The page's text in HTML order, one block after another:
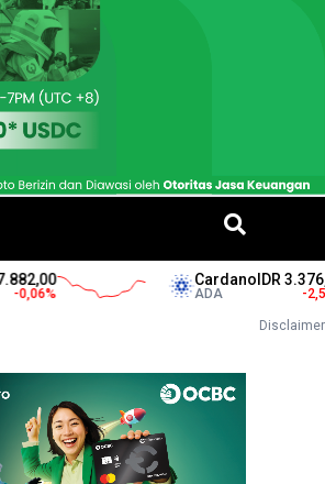
CardanoIDR 3.376,00
Disclaimer